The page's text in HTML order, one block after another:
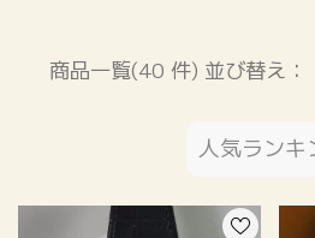
商品一覧(40 件) 並び替え：
人気ランキ